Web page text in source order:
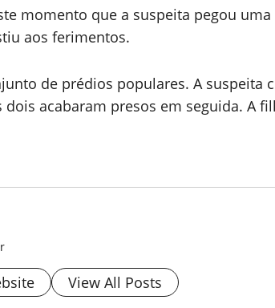
momento que a suspeita pegou
aos ferimentos.
de prédios populares. A suspeita
acabaram presos em seguida. A
View All Posts